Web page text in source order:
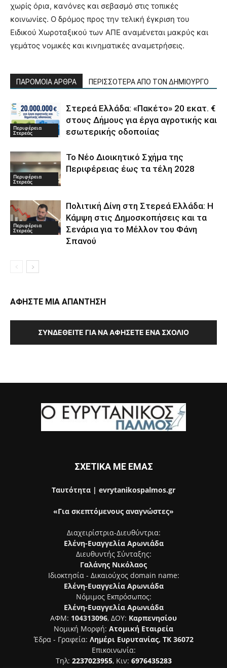
χωρίς όρια, κανόνες και σεβασμό στις τοπικές
κοινωνίες. Ο δρόμος προς την τελική έγκριση του
Ειδικού Χωροταξικού των ΑΠΕ αναμένεται μακρύς και
γεμάτος νομικές και κινηματικές αναμετρήσεις.
ΠΑΡΟΜΟΙΑ ΑΡΘΡΑ ΠΕΡΙΣΣΟΤΕΡΑ ΑΠΟ ΤΟΝ ΔΗΜΙΟΥΡΓΟ
Περιφέρεια
Στερεάς
Στερεά Ελλάδα: «Πακέτο» 20 εκατ. €
στους Δήμους για έργα αγροτικής και
εσωτερικής οδοποιίας
Περιφέρεια
Στερεάς
Το Νέο Διοικητικό Σχήμα της
Περιφέρειας έως τα τέλη 2028
Περιφέρεια
Στερεάς
Πολιτική Δίνη στη Στερεά Ελλάδα: Η
Κάμψη στις Δημοσκοπήσεις και τα
Σενάρια για το Μέλλον του Φάνη
Σπανού
ΑΦΗΣΤΕ ΜΙΑ ΑΠΑΝΤΗΣΗ
ΣΥΝΔΕΘΕΊΤΕ ΓΙΑ ΝΑ ΑΦΉΣΕΤΕ ΈΝΑ ΣΧΌΛΙΟ
ΣΧΕΤΙΚΑ ΜΕ ΕΜΑΣ
Ταυτότητα | evrytanikospalmos.gr
«Για σκεπτόμενους αναγνώστες»
Διαχειρίστρια-Διευθύντρια:
Ελένη-Ευαγγελία Αρωνιάδα
Διευθυντής Σύνταξης:
Γαλάνης Νικόλαος
Ιδιοκτησία - Δικαιούχος domain name:
Ελένη-Ευαγγελία Αρωνιάδα
Νόμιμος Εκπρόσωπος:
Ελένη-Ευαγγελία Αρωνιάδα
ΑΦΜ: 104313096, ΔΟΥ: Καρπενησίου
Νομική Μορφή: Ατομική Εταιρεία
Έδρα - Γραφεία: Λημέρι Ευρυτανίας, ΤΚ 36072
Επικοινωνία:
Τηλ: 2237023955, Κιν: 6976435283